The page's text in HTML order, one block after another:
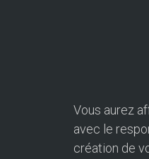
Vous aurez
avec le
création de